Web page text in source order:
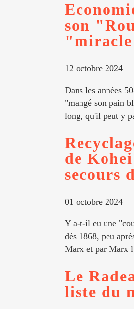
son
"miracle
12 octobre 2024
Dans les années
"mangé son pain
long, qu'il peut y
de
secours
01 octobre 2024
Y a-t-il eu une
dès 1868, peu
Marx et par Marx
Le
liste du